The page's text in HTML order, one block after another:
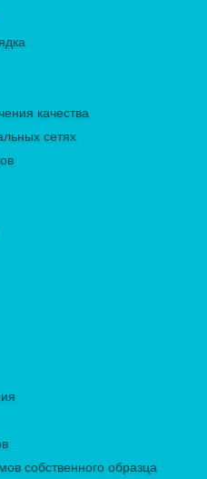
качества
сетях
собственного образца